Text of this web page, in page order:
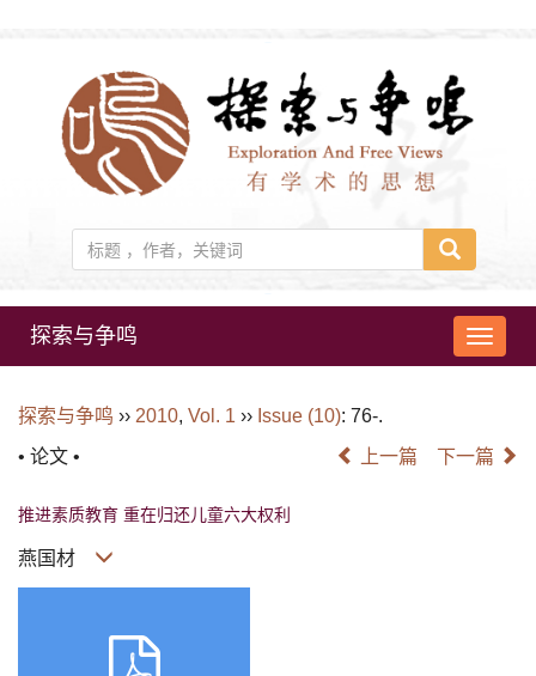
导
航
探索与争鸣
探索与争鸣 ›› 2010, Vol. 1 ›› Issue (10): 76-.
• 论文 •
上一篇 下一篇
推进素质教育 重在归还儿童六大权利
燕国材